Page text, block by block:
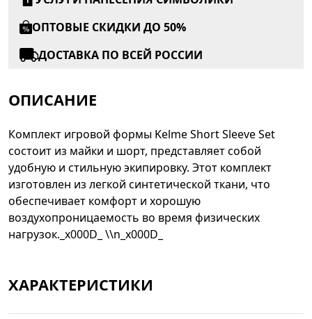
ОПТОВЫЕ СКИДКИ ДО 50%
ДОСТАВКА ПО ВСЕЙ РОССИИ
ОПИСАНИЕ
Комплект игровой формы Kelme Short Sleeve Set
состоит из майки и шорт, представляет собой
удобную и стильную экипировку. Этот комплект
изготовлен из легкой синтетической ткани, что
обеспечивает комфорт и хорошую
воздухопроницаемость во время физических
нагрузок._x000D_ \\n_x000D_
ХАРАКТЕРИСТИКИ